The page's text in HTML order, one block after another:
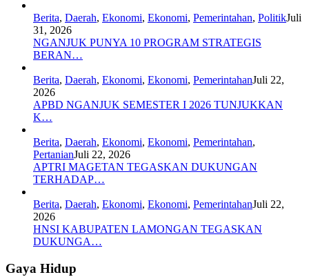
Berita, Daerah, Ekonomi, Ekonomi, Pemerintahan, PolitikJuli
31, 2026
NGANJUK PUNYA 10 PROGRAM STRATEGIS
BERAN…
Berita, Daerah, Ekonomi, Ekonomi, PemerintahanJuli 22,
2026
APBD NGANJUK SEMESTER I 2026 TUNJUKKAN
K…
Berita, Daerah, Ekonomi, Ekonomi, Pemerintahan,
PertanianJuli 22, 2026
APTRI MAGETAN TEGASKAN DUKUNGAN
TERHADAP…
Berita, Daerah, Ekonomi, Ekonomi, PemerintahanJuli 22,
2026
HNSI KABUPATEN LAMONGAN TEGASKAN
DUKUNGA…
Gaya Hidup